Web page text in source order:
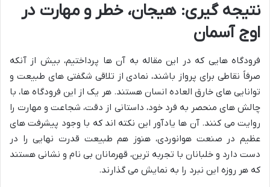
نتیجه گیری: هیجان، خطر و مهارت در
اوج آسمان
فرودگاه هایی که در این مقاله به آن ها پرداختیم، بیش از آنکه
صرفاً نقاطی برای پرواز باشند، نمادی از تلاقی شگفتی های طبیعت و
توانایی های خارق العاده انسان هستند. هر یک از این فرودگاه ها، با
چالش های منحصر به فرد خود، داستانی از دقت، شجاعت و مهارت را
روایت می کنند. آن ها یادآور این نکته اند که با وجود پیشرفت های
عظیم در صنعت هوانوردی، هنوز هم طبیعت قدرت نهایی را در
دست دارد و خلبانان با تجربه ترین، قهرمانان بی نام و نشانی هستند
که هر روزه این نبرد را به نمایش می گذارند.